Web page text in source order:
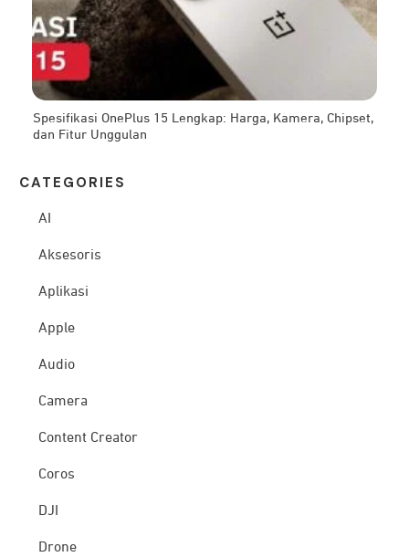
Spesifikasi OnePlus 15 Lengkap: Harga, Kamera, Chipset,
dan Fitur Unggulan
CATEG ORIES
AI
Aksesoris
Aplikasi
Apple
Audio
Camera
Content Creator
Coros
DJI
Drone